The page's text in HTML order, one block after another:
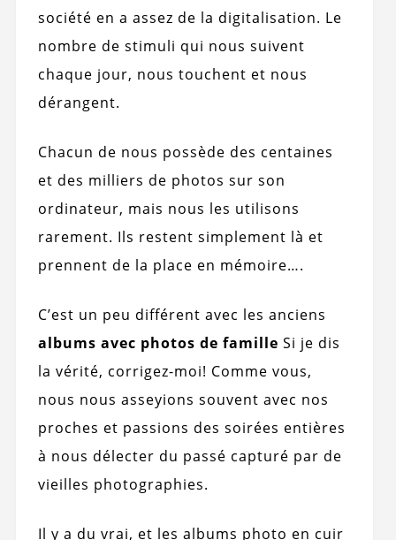
société en a assez de la digitalisation. Le
nombre de stimuli qui nous suivent
chaque jour, nous touchent et nous
dérangent.
Chacun de nous possède des centaines
et des milliers de photos sur son
ordinateur, mais nous les utilisons
rarement. Ils restent simplement là et
prennent de la place en mémoire….
C’est un peu différent avec les anciens
albums avec photos de famille Si je dis
la vérité, corrigez-moi! Comme vous,
nous nous asseyions souvent avec nos
proches et passions des soirées entières
à nous délecter du passé capturé par de
vieilles photographies.
Il y a du vrai, et les albums photo en cuir